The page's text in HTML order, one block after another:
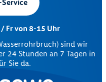
Fr von 8-15 Uhr
sind wir
24 Stunden an 7 Tagen in
Sie da.